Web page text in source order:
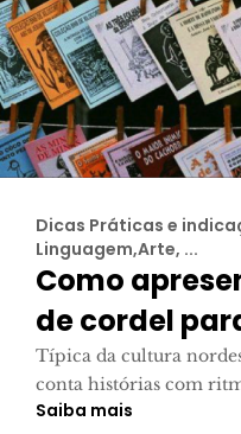
Dicas Práticas e
Linguagem,Arte, ...
Como
de cordel
Típica da cultura
conta histórias com
Saiba mais